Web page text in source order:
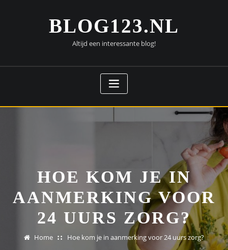
BLOG123.NL
Altijd een interessante blog!
HOE KOM JE IN
AANMERKING VOOR
24 UURS ZORG?
Home Hoe kom je in aanmerking voor 24 uurs zorg?